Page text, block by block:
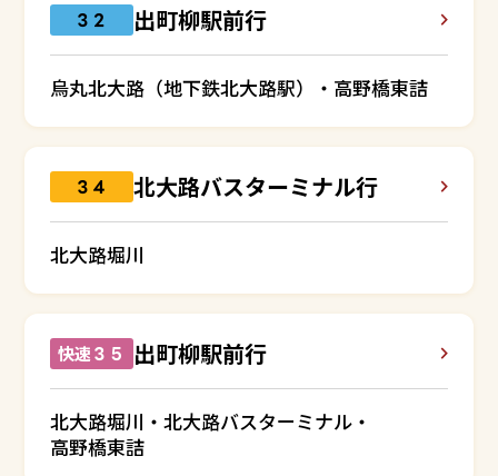
３２ 出町柳駅前行
烏丸北大路（地下鉄北大路駅）・高野橋東詰
３４ 北大路バスターミナル行
北大路堀川
快速３５ 出町柳駅前行
北大路堀川・北大路バスターミナル・
高野橋東詰